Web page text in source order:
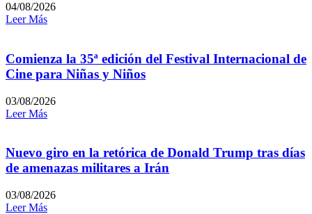
04/08/2026
Leer Más
Comienza la 35ª edición del Festival Internacional de
Cine para Niñas y Niños
03/08/2026
Leer Más
Nuevo giro en la retórica de Donald Trump tras días
de amenazas militares a Irán
03/08/2026
Leer Más